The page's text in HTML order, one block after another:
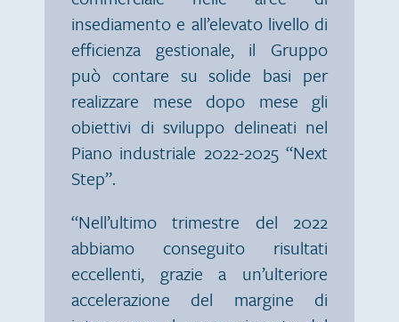
insediamento e all’elevato livello di
efficienza gestionale, il Gruppo
può contare su solide basi per
realizzare mese dopo mese gli
obiettivi di sviluppo delineati nel
Piano industriale 2022-2025 “Next
Step”.
“Nell’ultimo trimestre del 2022
abbiamo conseguito risultati
eccellenti, grazie a un’ulteriore
accelerazione del margine di